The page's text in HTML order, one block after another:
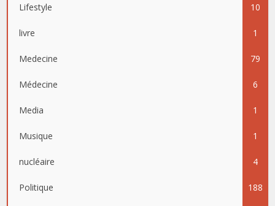
Lifestyle 10
livre 1
Medecine 79
Médecine 6
Media 1
Musique 1
nucléaire 4
Politique 188